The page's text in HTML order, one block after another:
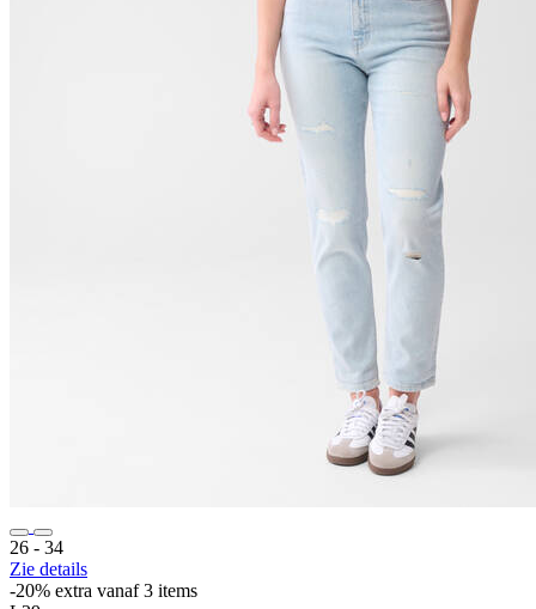
26 ‐ 34
Zie details
-20% extra vanaf 3 items